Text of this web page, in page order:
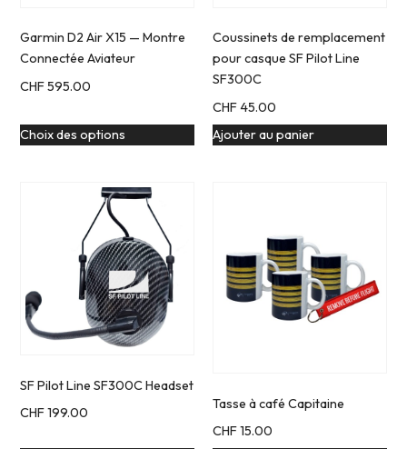
Garmin D2 Air X15 — Montre
Connectée Aviateur
CHF595.00
Choix des options
Coussinets de remplacement
pour casque SF Pilot Line
SF300C
CHF45.00
Ajouter au panier
SF Pilot Line SF300C Headset
CHF199.00
Tasse à café Capitaine
CHF15.00